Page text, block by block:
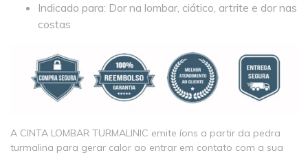
Indicado para: Dor na lombar, ciático, artrite e dor nas
costas
A CINTA LOMBAR TURMALINIC emite íons a partir da pedra
turmalina para gerar calor ao entrar em contato com a sua